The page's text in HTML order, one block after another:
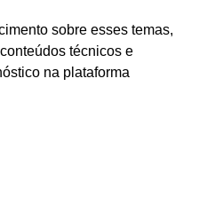
sobre esses temas,
técnicos e
na plataforma